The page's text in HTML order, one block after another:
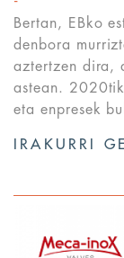
Bertan, EBko
denbora
aztertzen dira,
astean.
eta enpresek
IRAKURRI